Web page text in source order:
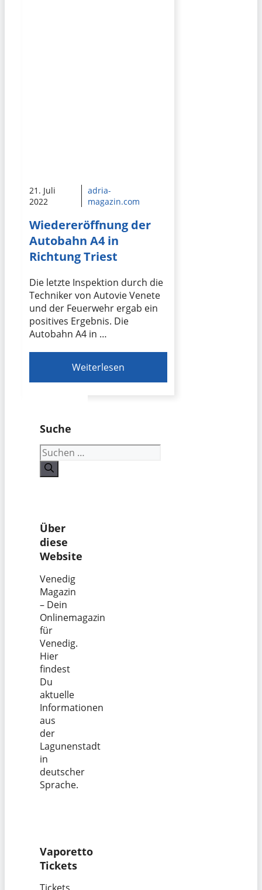
21. Juli
2022
adria-
magazin.com
Wiedereröffnung der
Autobahn A4 in
Richtung Triest
Die letzte Inspektion durch die
Techniker von Autovie Venete
und der Feuerwehr ergab ein
positives Ergebnis. Die
Autobahn A4 in …
Weiterlesen
Suche
Suchen
nach:
Über
diese
Website
Venedig
Magazin
– Dein
Onlinemagazin
für
Venedig.
Hier
findest
Du
aktuelle
Informationen
aus
der
Lagunenstadt
in
deutscher
Sprache.
Vaporetto
Tickets